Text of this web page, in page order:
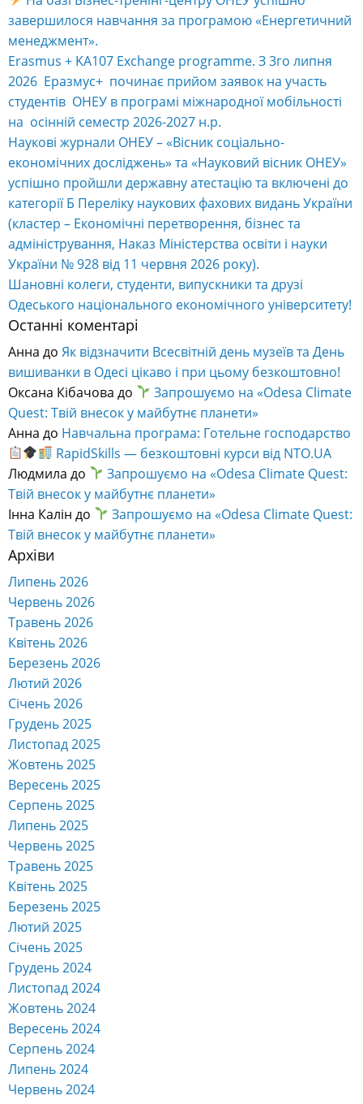
завершилося навчання за програмою «Енергетичний
менеджмент».
Erasmus + KA107 Exchange programme. З 3го липня
2026 Еразмус+ починає прийом заявок на участь
студентів ОНЕУ в програмі міжнародної мобільності
на осінній семестр 2026-2027 н.р.
Наукові журнали ОНЕУ – «Вісник соціально-
економічних досліджень» та «Науковий вісник ОНЕУ»
успішно пройшли державну атестацію та включені до
категорії Б Переліку наукових фахових видань України
(кластер – Економічні перетворення, бізнес та
адміністрування, Наказ Міністерства освіти і науки
України № 928 від 11 червня 2026 року).
Шановні колеги, студенти, випускники та друзі
Одеського національного економічного університету!
Останні коментарі
Анна до Як відзначити Всесвітній день музеїв та День
вишиванки в Одесі цікаво і при цьому безкоштовно!
Оксана Кібачова до
Запрошуємо на «Odesa Climate
Quest: Твій внесок у майбутнє планети»
Анна до Навчальна програма: Готельне господарство
RapidSkills — безкоштовні курси від NTO.UA
Людмила до
Запрошуємо на «Odesa Climate Quest:
Твій внесок у майбутнє планети»
Інна Калін до
Запрошуємо на «Odesa Climate Quest:
Твій внесок у майбутнє планети»
Архіви
Липень 2026
Червень 2026
Травень 2026
Квітень 2026
Березень 2026
Лютий 2026
Січень 2026
Грудень 2025
Листопад 2025
Жовтень 2025
Вересень 2025
Серпень 2025
Липень 2025
Червень 2025
Травень 2025
Квітень 2025
Березень 2025
Лютий 2025
Січень 2025
Грудень 2024
Листопад 2024
Жовтень 2024
Вересень 2024
Серпень 2024
Липень 2024
Червень 2024